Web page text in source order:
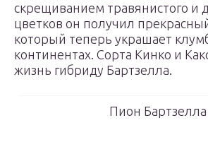
скрещиванием травянистого и
цветков он получил
который теперь украшает
континентах. Сорта Кинко и
жизнь гибриду Бартзелла.
Пион Бартзелла